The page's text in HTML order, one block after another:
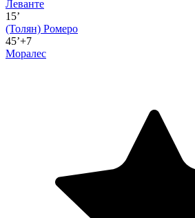
Леванте
15’
(Толян) Ромеро
45’+7
Моралес